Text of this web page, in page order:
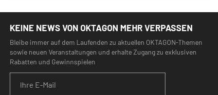
KEINE NEWS VON OKTAGON MEHR VERPASSEN
Bleibe immer auf dem Laufenden zu aktuellen OKTAGON-Themen
sowie neuen Veranstaltungen und erhalte Zugang zu exklusiven
Rabatten und Gewinnspielen